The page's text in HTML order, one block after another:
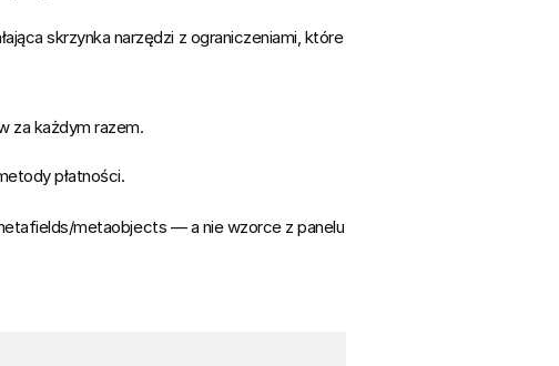
skrzynka narzędzi z ograniczeniami, które
za każdym razem.
płatności.
metaobjects — a nie wzorce z panelu